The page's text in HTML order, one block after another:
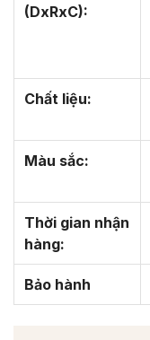
(DxRxC):
Chất liệu:
Màu sắc:
Thời gian nhận
hàng:
Bảo hành